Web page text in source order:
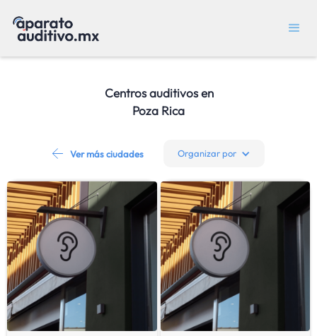
Centros auditivos en
Poza Rica
Ver más ciudades Organizar por